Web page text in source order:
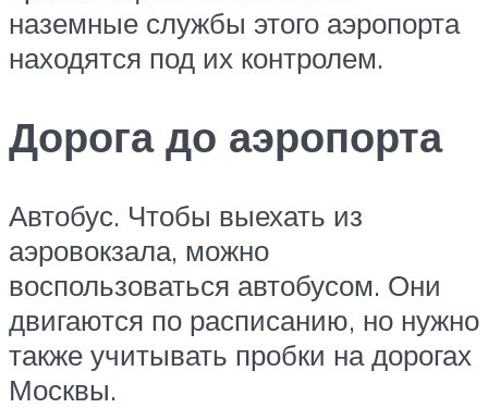
наземные службы этого аэропорта
находятся под их контролем.
Дорога до аэропорта
Автобус. Чтобы выехать из
аэровокзала, можно
воспользоваться автобусом. Они
двигаются по расписанию, но нужно
также учитывать пробки на дорогах
Москвы.